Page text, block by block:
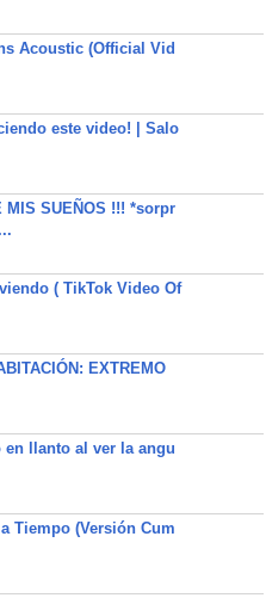
Acoustic (Official Vid
este video! | Salo
MIS SUEÑOS !!! *sorpr
( TikTok Video Of
EXTREMO
llanto al ver la angu
Tiempo (Versión Cum